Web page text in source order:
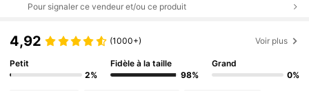
Pour signaler ce vendeur et/ou ce produit
4,92 (1000+) Voir plus
Petit
2%
Fidèle à la taille
98%
Grand
0%